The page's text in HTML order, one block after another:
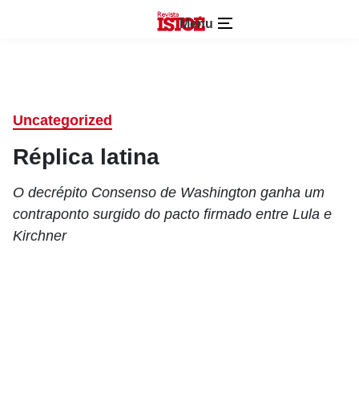
Menu
Uncategorized
Réplica latina
O decrépito Consenso de Washington ganha um
contraponto surgido do pacto firmado entre Lula e
Kirchner